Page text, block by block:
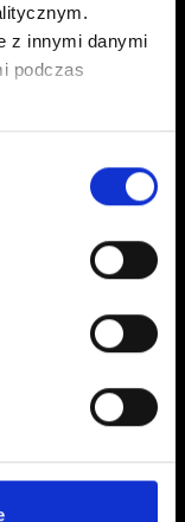
z innymi danymi
podczas